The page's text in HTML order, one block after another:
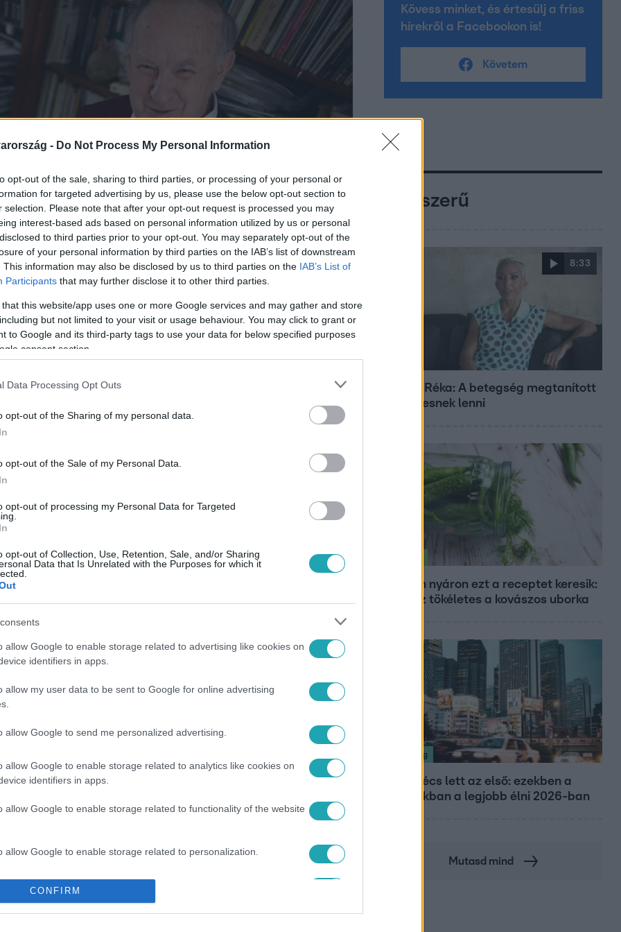
- Do Not Process My Personal Information
opt-out of the sale, sharing to third parties, or processing of your personal or
for targeted advertising by us, please use the below opt-out section to
selection. Please note that after your opt-out request is processed you may
interest-based ads based on personal information utilized by us or personal
to third parties prior to your opt-out. You may separately opt-out of the
of your personal information by third parties on the IAB’s list of downstream
This information may also be disclosed by us to third parties on the IAB’s List of
Participants that may further disclose it to other third parties.
that this website/app uses one or more Google services and may gather and store
but not limited to your visit or usage behaviour. You may click to grant or
to Google and its third-party tags to use your data for below specified purposes
consent section.
Data Processing Opt Outs
opt-out of the Sharing of my personal data.
opt-out of the Sale of my Personal Data.
opt-out of processing my Personal Data for Targeted
opt-out of Collection, Use, Retention, Sale, and/or Sharing
Data that Is Unrelated with the Purposes for which it
allow Google to enable storage related to advertising like cookies on
identifiers in apps.
allow my user data to be sent to Google for online advertising
allow Google to send me personalized advertising.
allow Google to enable storage related to analytics like cookies on
identifiers in apps.
allow Google to enable storage related to functionality of the website
allow Google to enable storage related to personalization.
allow Google to enable storage related to security, including
functionality and fraud prevention, and other user protection.
CONFIRM
grafikus és karikaturista.
legyen a Google-találatokban!
#SZÜLETÉSNAP
Kövess minket, és értesülj a friss
hírekről a Facebookon is!
Követem
Népszerű
8:33
Rubint Réka: A betegség megtanított
türelmesnek lenni
Minden nyáron ezt a receptet keresik:
így lesz tökéletes a kovászos uborka
Nagyvilág
Nem Bécs lett az első: ezekben a
városokban a legjobb élni 2026-ban
Mutasd mind